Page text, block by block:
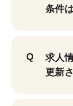
条件
求人
更新